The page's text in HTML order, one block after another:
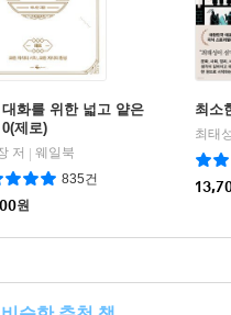
화를 위한 넓고 얕은
제로)
저 | 웨일북
835건
원
최소
최태